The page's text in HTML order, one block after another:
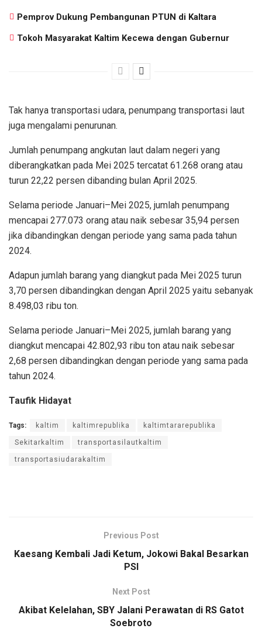
Pemprov Dukung Pembangunan PTUN di Kaltara
Tokoh Masyarakat Kaltim Kecewa dengan Gubernur
Tak hanya transportasi udara, penumpang transportasi laut
juga mengalami penurunan.
Jumlah penumpang angkutan laut dalam negeri yang
diberangkatkan pada Mei 2025 tercatat 61.268 orang atau
turun 22,22 persen dibanding bulan April 2025.
Selama periode Januari–Mei 2025, jumlah penumpang
mencapai 277.073 orang atau naik sebesar 35,94 persen
jika dibandingkan dengan periode yang sama pada tahun
2024.
Adapun jumlah barang yang diangkut pada Mei 2025 turun
3,70 persen dibandingkan dengan April 2025 yaitu sebanyak
8.498,03 ribu ton.
Selama periode Januari–Mei 2025, jumlah barang yang
diangkut mencapai 42.802,93 ribu ton atau naik sebesar
2,68 persen dibandingkan dengan periode yang sama pada
tahun 2024.
Taufik Hidayat
Tags: kaltim kaltimrepublika kaltimtararepublika
Sekitarkaltim transportasilautkaltim
transportasiudarakaltim
Previous Post
Kaesang Kembali Jadi Ketum, Jokowi Bakal Besarkan
PSI
Next Post
Akibat Kelelahan, SBY Jalani Perawatan di RS Gatot
Soebroto